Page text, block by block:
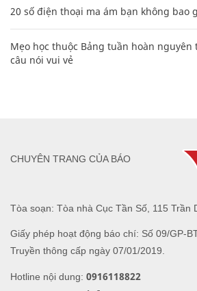
20 số điện thoại ma ám bạn không bao
Mẹo học thuộc Bảng tuần hoàn nguyên
câu nói vui vẻ
Tòa soạn: Tòa nhà Cục Tần Số, 115 Trần
Giấy phép hoạt động báo chí: Số 09/GP-
Truyền thông cấp ngày 07/01/2019.
Hotline nội dung: 0916118822
CHUYÊN TRANG CỦA BÁO